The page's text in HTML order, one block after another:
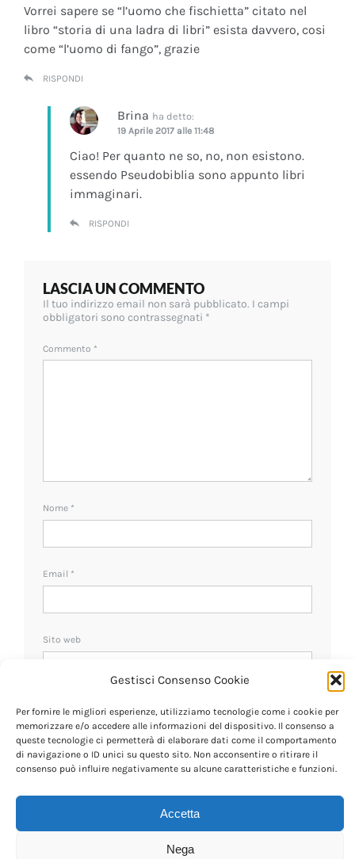
Gestisci Consenso Cookie
Per fornire le migliori esperienze, utilizziamo tecnologie come i cookie per
memorizzare e/o accedere alle informazioni del dispositivo. Il consenso a
queste tecnologie ci permetterà di elaborare dati come il comportamento
di navigazione o ID unici su questo sito. Non acconsentire o ritirare il
consenso può influire negativamente su alcune caratteristiche e funzioni.
Accetta
Nega
Vorrei sapere se “l’uomo che fischietta” citato nel
libro “storia di una ladra di libri” esista davvero, cosi
come “l’uomo di fango”, grazie
RISPONDI
Brina ha detto:
19 Aprile 2017 alle 11:48
Ciao! Per quanto ne so, no, non esistono.
essendo Pseudobiblia sono appunto libri
immaginari.
RISPONDI
LASCIA UN COMMENTO
Il tuo indirizzo email non sarà pubblicato. I campi
obbligatori sono contrassegnati *
Commento *
Nome *
Email *
Sito web
Ricevi un avviso se ci sono nuovi commenti.